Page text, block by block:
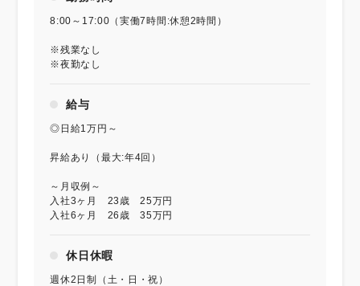
8:00～17:00（実働7時間:休憩2時間）
※残業なし
※夜勤なし
給与
◎日給1万円～
昇給あり（最大:年4回）
～月収例～
入社3ヶ月 23歳 25万円
入社6ヶ月 26歳 35万円
休日休暇
週休2日制（土・日・祝）